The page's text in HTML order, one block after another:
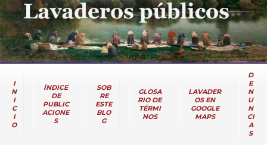
I
N
I
C
I
O
ÍNDICE
DE
PUBLIC
ACIONE
S
SOB
RE
ESTE
BLO
G
GLOSA
RIO DE
TÉRMI
NOS
LAVADER
OS EN
GOOGLE
MAPS
D
E
N
U
N
CI
A
S